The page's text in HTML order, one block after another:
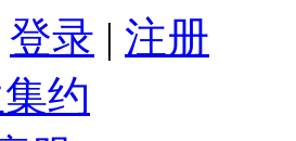
登录 | 注册